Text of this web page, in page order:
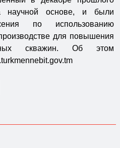
основе, и были
по использованию
для повышения
скважин. Об этом